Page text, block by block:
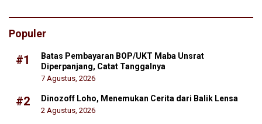
Populer
#1
Batas Pembayaran BOP/UKT Maba Unsrat
Diperpanjang, Catat Tanggalnya
7 Agustus, 2026
#2 Dinozoff Loho, Menemukan Cerita dari Balik Lensa
2 Agustus, 2026